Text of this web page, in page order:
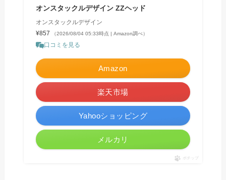
オンスタックルデザイン ZZヘッド
オンスタックルデザイン
¥857
（2026/08/04 05:33時点 | Amazon調べ）
口コミを見る
Amazon
楽天市場
Yahooショッピング
メルカリ
ポチップ